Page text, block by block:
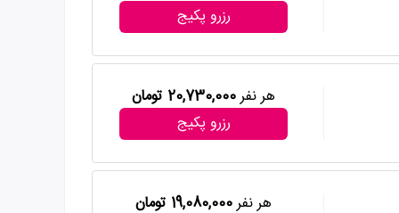
رزرو پکیج
هر نفر20,730,000 تومان
رزرو پکیج
هر نفر19,080,000 تومان